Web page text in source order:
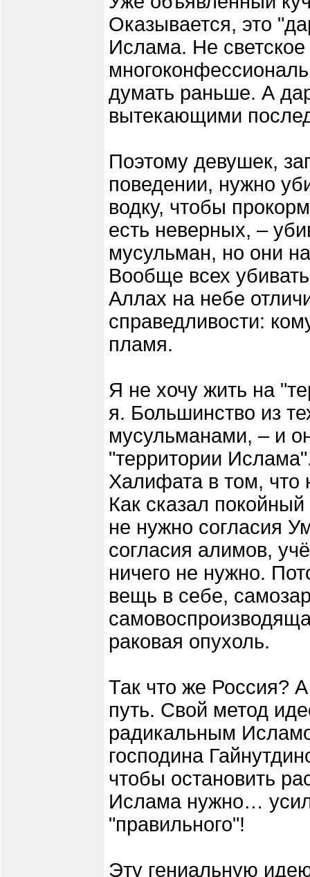
Оказывается, это
Ислама. Не светское
думать раньше. А
вытекающими
Поэтому девушек,
поведении, нужно
водку, чтобы
есть неверных, –
мусульман, но они
Вообще всех
Аллах на небе
справедливости:
пламя.
Я не хочу жить на
я. Большинство из
мусульманами, – и
"территории
Халифата в том, что
Как сказал
не нужно согласия
согласия алимов,
ничего не нужно.
вещь в себе,
раковая опухоль.
Так что же Россия?
путь. Свой метод
радикальным
господина
чтобы остановить
Ислама нужно…
"правильного"!
Эту гениальную